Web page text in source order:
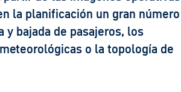
la planificación un gran número
bajada de pasajeros, los
o la topología de